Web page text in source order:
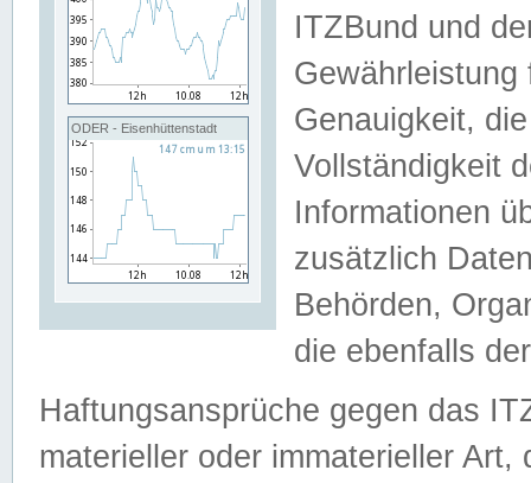
ODER - Eisenhüttenstadt
ITZBund und
Genauigkeit,
Vollständigkeit
Informationen
zusätzlich
Behörden,
die ebenfalls
Haftungsansprüche gegen das
materieller oder immaterieller